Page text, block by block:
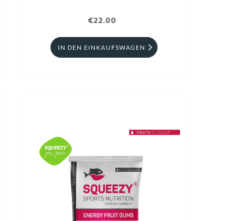
€22.00
IN DEN EINKAUFSWAGEN